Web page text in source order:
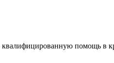
помощь в